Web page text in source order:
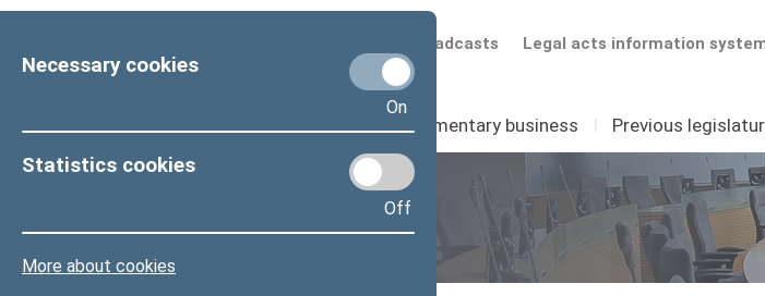
Necessary cookies
On
Statistics cookies
Off
More about cookies
Legal acts information
Scheduled broadcasts
Seimas I Parliamentary business I Previous